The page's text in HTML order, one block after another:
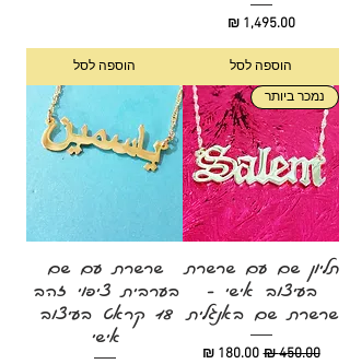
מחיר‏1,495.00 ‏₪
הוספה לסל
הוספה לסל
נמכר ביותר
תליון שם עם שרשרת
בעיצוב אישי -
שרשרת שם באנגלית
מחיר רגיל‏450.00 ‏₪ מחיר מבצע‏180.00 ‏₪
שרשרת עם שם
בערבית ציפוי זהב
18 קראט בעיצוב
אישי